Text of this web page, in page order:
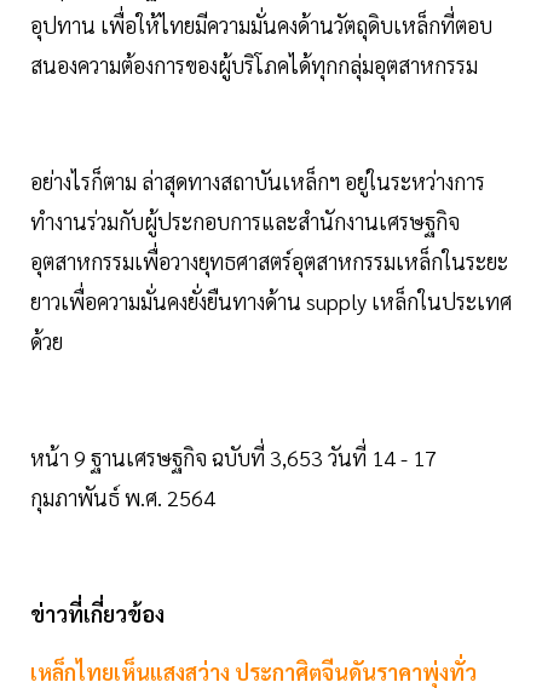
อุปทาน เพื่อให้ไทยมีความมั่นคงด้านวัตถุดิบเหล็กที่ตอบ
สนองความต้องการของผู้บริโภคได้ทุกกลุ่มอุตสาหกรรม
อย่างไรก็ตาม ล่าสุดทางสถาบันเหล็กฯ อยู่ในระหว่างการ
ทำงานร่วมกับผู้ประกอบการและสำนักงานเศรษฐกิจ
อุตสาหกรรมเพื่อวางยุทธศาสตร์อุตสาหกรรมเหล็กในระยะ
ยาวเพื่อความมั่นคงยั่งยืนทางด้าน supply เหล็กในประเทศ
ด้วย
หน้า 9 ฐานเศรษฐกิจ ฉบับที่ 3,653 วันที่ 14 - 17
กุมภาพันธ์ พ.ศ. 2564
ข่าวที่เกี่ยวข้อง
เหล็กไทยเห็นแสงสว่าง ประกาศิตจีนดันราคาพุ่งทั่ว